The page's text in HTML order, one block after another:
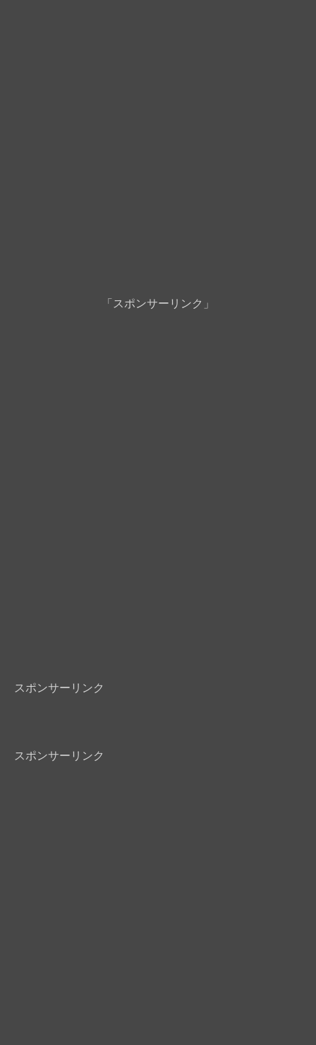
「スポンサーリンク」
スポンサーリンク
スポンサーリンク